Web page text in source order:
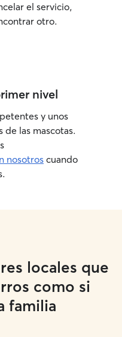
el servicio,
otro.
nivel
y unos
las mascotas.
nosotros cuando
locales que
como si
familia